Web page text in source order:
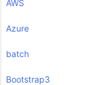
AWS
Azure
batch
Bootstrap3